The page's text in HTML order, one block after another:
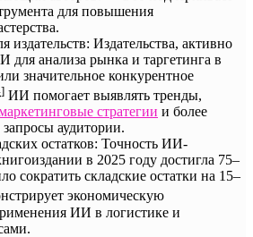
для повышения
издательств: Издательства, активно
анализа рынка и таргетинга в
значительное конкурентное
] ИИ помогает выявлять тренды,
стратегии и более
аудитории.
остатков: Точность ИИ-
в 2025 году достигла 75–
сократить складские остатки на 15–
экономическую
ИИ в логистике и